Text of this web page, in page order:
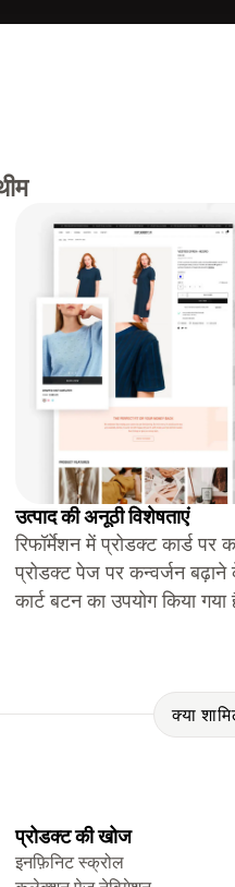
उत्पाद की अनूठी विशेषताएं
रिफॉर्मेशन में प्रोडक्ट कार्ड
प्रोडक्ट पेज पर कन्वर्जन
कार्ट बटन का उपयोग किया गया
क्या
प्रोडक्ट की खोज
इनफ़िनिट स्क्रोल